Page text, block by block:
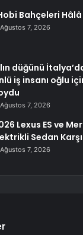
Bahçeleri Hâlâ
Ağustos 7, 2026
düğünü
iş insanı oğlu
Ağustos 7, 2026
Lexus ES ve
Sedan
Ağustos 7, 2026